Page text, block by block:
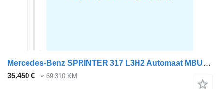
Mercedes-Benz SPRINTER 317 L3H2 Automaat MBUX10
35.450 € ≈ 69.310 KM